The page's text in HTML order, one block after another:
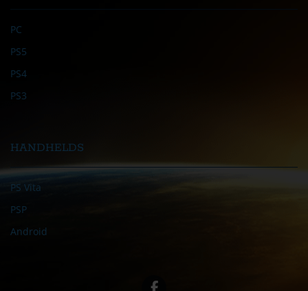
PC
PS5
PS4
PS3
HANDHELDS
PS Vita
PSP
Android